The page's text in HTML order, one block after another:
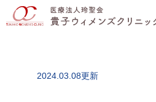
2024.03.08更新